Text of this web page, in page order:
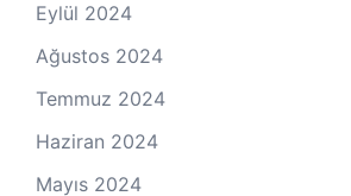
Eylül 2024
Ağustos 2024
Temmuz 2024
Haziran 2024
Mayıs 2024